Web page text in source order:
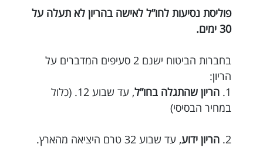
פוליסת נסיעות לחו”ל לאישה בהריון לא תעלה על
30 ימים.
בחברות הביטוח ישנם 2 סעיפים המדברים על
הריון:
1. הריון שהתגלה בחו”ל
, עד שבוע 12. (כלול
במחיר הבסיסי)
2. הריון ידוע, עד שבוע 32 טרם היציאה מהארץ.